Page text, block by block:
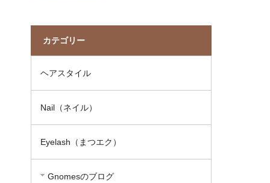
カテゴリー
ヘアスタイル
Nail（ネイル）
Eyelash（まつエク）
Gnomesのブログ